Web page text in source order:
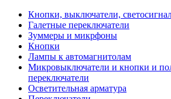
Кнопки, выключатели,
Галетные переключатели
Зуммеры и микрфоны
Кнопки
Лампы к автомагнитолам
Микровыключатели и кнопки и
переключатели
Осветительная арматура